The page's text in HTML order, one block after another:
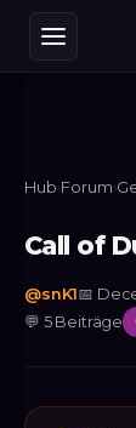
Hub›Forum›
Call of
@snK1📅
💬 5 Beiträge